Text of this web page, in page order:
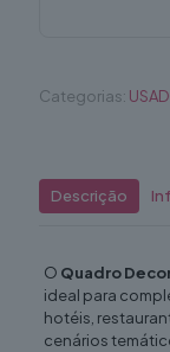
Categorias:
Descrição
O Quadro
ideal para
hotéis,
cenários